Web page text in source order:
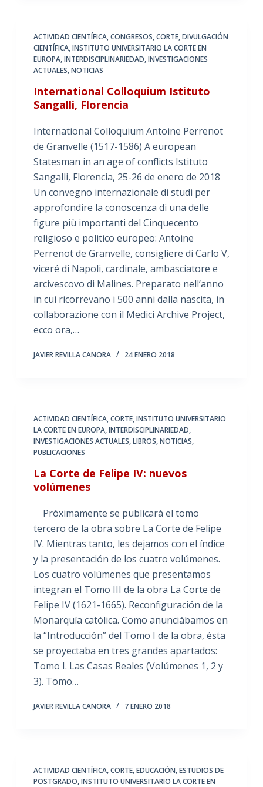
ACTIVIDAD CIENTÍFICA,CONGRESOS,CORTE,DIVULGACIÓN
CIENTÍFICA,INSTITUTO UNIVERSITARIO LA CORTE EN
EUROPA,INTERDISCIPLINARIEDAD,INVESTIGACIONES
ACTUALES,NOTICIAS
International Colloquium Istituto
Sangalli, Florencia
International Colloquium Antoine Perrenot
de Granvelle (1517-1586) A european
Statesman in an age of conflicts Istituto
Sangalli, Florencia, 25-26 de enero de 2018
Un convegno internazionale di studi per
approfondire la conoscenza di una delle
figure più importanti del Cinquecento
religioso e politico europeo: Antoine
Perrenot de Granvelle, consigliere di Carlo V,
viceré di Napoli, cardinale, ambasciatore e
arcivescovo di Malines. Preparato nell’anno
in cui ricorrevano i 500 anni dalla nascita, in
collaborazione con il Medici Archive Project,
ecco ora,…
JAVIER REVILLA CANORA 24 ENERO 2018
ACTIVIDAD CIENTÍFICA,CORTE,INSTITUTO UNIVERSITARIO
LA CORTE EN EUROPA,INTERDISCIPLINARIEDAD,
INVESTIGACIONES ACTUALES,LIBROS,NOTICIAS,
PUBLICACIONES
La Corte de Felipe IV: nuevos
volúmenes
Próximamente se publicará el tomo
tercero de la obra sobre La Corte de Felipe
IV. Mientras tanto, les dejamos con el índice
y la presentación de los cuatro volúmenes.
Los cuatro volúmenes que presentamos
integran el Tomo III de la obra La Corte de
Felipe IV (1621-1665). Reconfiguración de la
Monarquía católica. Como anunciábamos en
la “Introducción” del Tomo I de la obra, ésta
se proyectaba en tres grandes apartados:
Tomo I. Las Casas Reales (Volúmenes 1, 2 y
3). Tomo…
JAVIER REVILLA CANORA 7 ENERO 2018
ACTIVIDAD CIENTÍFICA,CORTE,EDUCACIÓN,ESTUDIOS DE
POSTGRADO,INSTITUTO UNIVERSITARIO LA CORTE EN